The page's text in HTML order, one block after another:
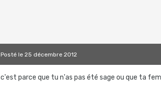
Postéle 25 décembre 2012
c'est parce que tu n'as pas été sage ou que ta